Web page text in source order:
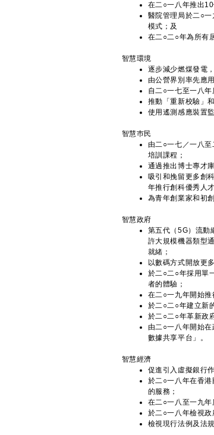
在二○一八年推出
醫院管理局於二○
模式；及
在二○二○年為所有
智慧環境
逐步減少燃煤發電
由公營界別率先應
自二○一七至一八
推動「重新校驗」
使用遙測感應裝置
智慧巿民
由二○一七／一八
培訓課程；
通過推出博士專才
吸引和挽留更多創
年推行創科優秀人
為青年創業家和初
智慧政府
第五代（5G）流動
許大規模機器類型
就緒；
以數碼方式開放更
於二○二○年採用單
者的體驗；
在二○一九年開始
於二○二○年建立新
於二○二○年革新政
由二○一八年開始
數據共享平台」。
智慧經濟
促進引入虛擬銀行
於二○一八年在香
的服務；
在二○一八至一九
於二○一八年檢視
檢視現行法例及法